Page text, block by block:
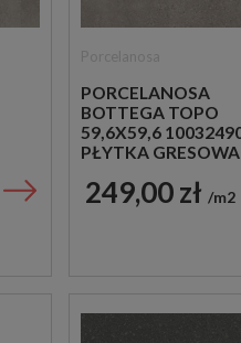
PORCELANOSA
BOTTEGA TOPO
59,6X59,6
PŁYTKA GRESOWA
249,00 zł m2